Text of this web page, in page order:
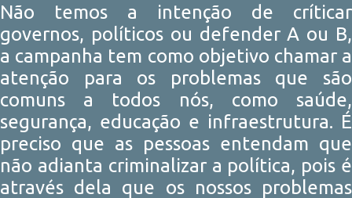
Não temos a intenção de críticar
governos, políticos ou defender A ou B,
a campanha tem como objetivo chamar a
atenção para os problemas que são
comuns a todos nós, como saúde,
segurança, educação e infraestrutura. É
preciso que as pessoas entendam que
não adianta criminalizar a política, pois é
através dela que os nossos problemas